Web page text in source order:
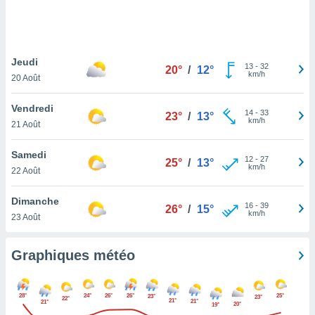
pas
de
à
cas,
que
sur le
et que
ne
Jeudi
20 Août
20° / 12° 13- 32
km/h
Vendredi
21 Août
23° / 13° 14- 33
km/h
Samedi
22 Août
25° / 13° 12- 27
km/h
Dimanche
23 Août
26° / 15° 16- 39
km/h
Graphiques météo
28°
21°
22° 24° 26° 26° 23°
21° 21°
19° 20°
23° 25°